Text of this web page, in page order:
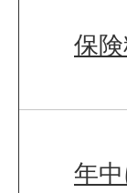
保
年